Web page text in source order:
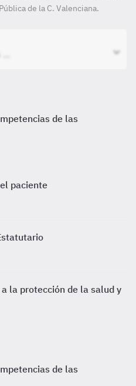
de la C. Valenciana.
de las
paciente
a la protección de la salud y
de las